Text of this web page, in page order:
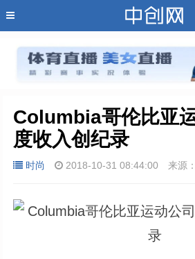
Columbia哥伦比亚
度收入创纪录
时尚 2018-10-31 08:44:00 来源